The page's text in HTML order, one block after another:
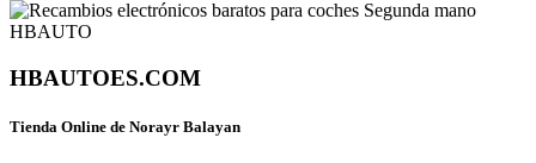
HBAUTOES.COM
Tienda Online de Norayr Balayan